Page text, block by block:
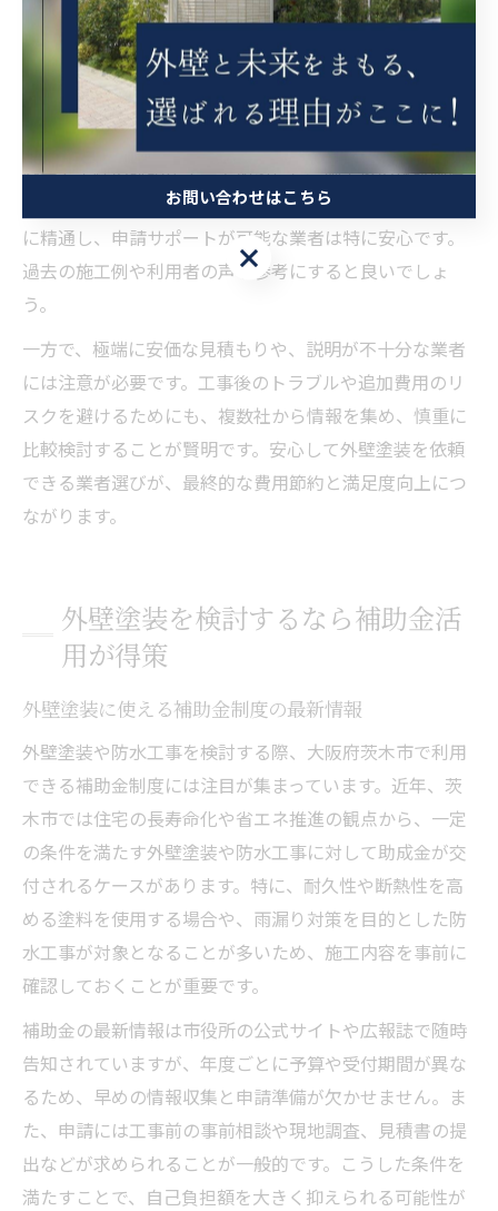
が多く存在し、地元の特性を熟知したきめ細やかな対応
が期待できます。選定時には、施工実績や資格、口コミ
評価などを総合的に確認しましょう。
チェックポイントとしては、明確な見積書の提示、工事
内容や工程の説明が丁寧であること、施工後の保証制度
があることが挙げられます。また、地元自治体の補助金
に精通し、申請サポートが可能な業者は特に安心です。
過去の施工例や利用者の声も参考にすると良いでしょ
う。
一方で、極端に安価な見積もりや、説明が不十分な業者
には注意が必要です。工事後のトラブルや追加費用のリ
スクを避けるためにも、複数社から情報を集め、慎重に
比較検討することが賢明です。安心して外壁塗装を依頼
できる業者選びが、最終的な費用節約と満足度向上につ
ながります。
外壁塗装を検討するなら補助金活
用が得策
外壁塗装に使える補助金制度の最新情報
外壁塗装や防水工事を検討する際、大阪府茨木市で利用
できる補助金制度には注目が集まっています。近年、茨
木市では住宅の長寿命化や省エネ推進の観点から、一定
の条件を満たす外壁塗装や防水工事に対して助成金が交
付されるケースがあります。特に、耐久性や断熱性を高
める塗料を使用する場合や、雨漏り対策を目的とした防
水工事が対象となることが多いため、施工内容を事前に
確認しておくことが重要です。
補助金の最新情報は市役所の公式サイトや広報誌で随時
告知されていますが、年度ごとに予算や受付期間が異な
るため、早めの情報収集と申請準備が欠かせません。ま
た、申請には工事前の事前相談や現地調査、見積書の提
出などが求められることが一般的です。こうした条件を
満たすことで、自己負担額を大きく抑えられる可能性が
お問い合わせはこちら
お問い合わせはこちら